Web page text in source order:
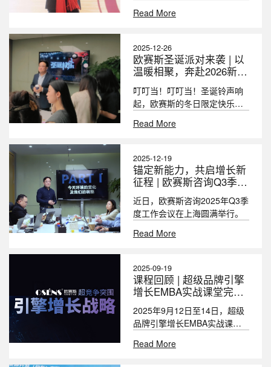
本次会议上，欧赛斯创始人&董
2026”的主题演讲
Read More
2025-12-26
欧赛斯圣诞派对来袭 | 以
温暖相聚，奔赴2026新征
程！
叮叮当！叮叮当！圣诞铃声响
起，欧赛斯的冬日限定快乐已
Read More
2025-12-19
锚定新能力，共启增长新
征程 | 欧赛斯咨询Q3季度
总结会圆满举行
近日，欧赛斯咨询2025年Q3季
度工作会议在上海圆满举行。
Read More
2025-09-19
课程回顾 | 超级品牌引擎
增长EMBA实战课堂完美
2025年9月12日至14日，超级
品牌引擎增长EMBA实战课堂
坤、旺茗园、陇萃堂集团、舞
Read More